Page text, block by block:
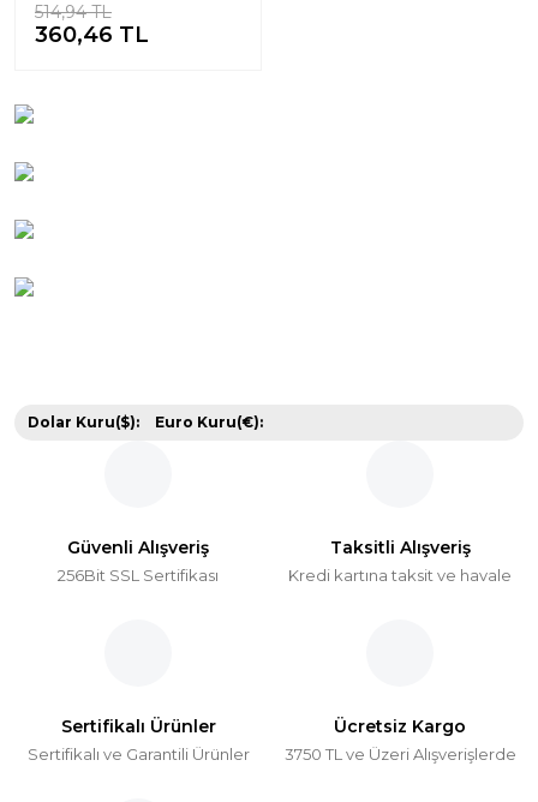
514,94 TL
360,46 TL
Dolar Kuru($): Euro Kuru(€):
Güvenli Alışveriş
256Bit SSL Sertifikası
Taksitli Alışveriş
Kredi kartına taksit ve havale
Sertifikalı Ürünler
Sertifikalı ve Garantili Ürünler
Ücretsiz Kargo
3750 TL ve Üzeri Alışverişlerde